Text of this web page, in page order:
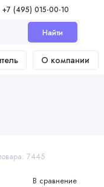
+7 (495) 015-00-10
Найти
О компании
7445
В сравнение